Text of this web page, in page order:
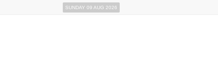
SUNDAY 09 AUG 2026